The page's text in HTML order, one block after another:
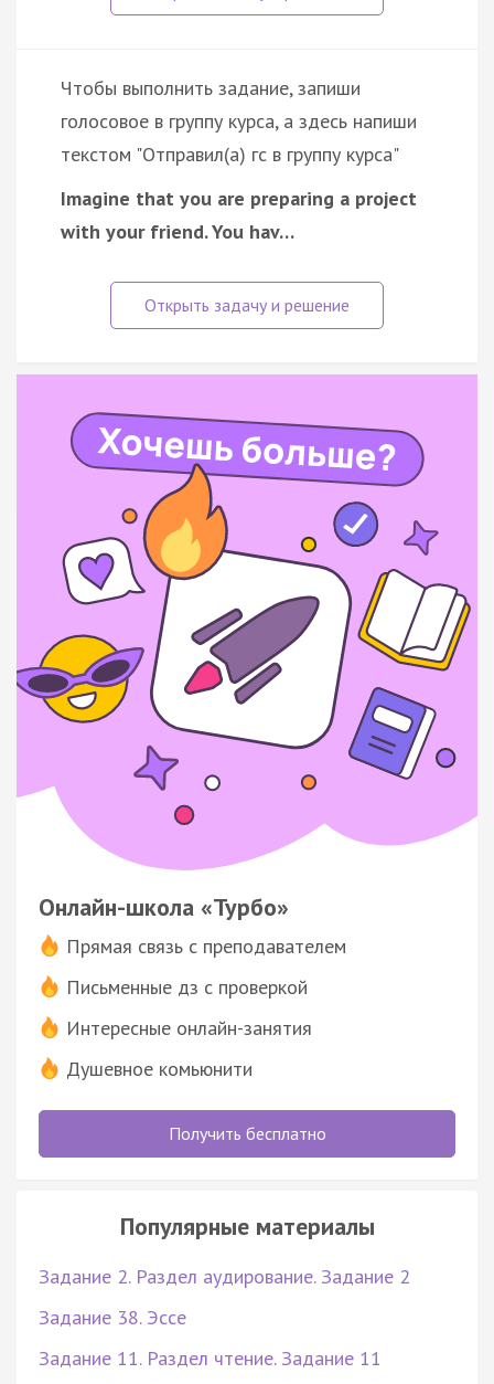
Чтобы выполнить задание, запиши
голосовое в группу курса, а здесь напиши
текстом "Отправил(а) гс в группу курса"
Imagine that you are preparing a project
with your friend. You hav…
Онлайн-школа «Турбо»
Прямая связь с преподавателем
Письменные дз с проверкой
Интересные онлайн-занятия
Душевное комьюнити
Получить бесплатно
Популярные материалы
Задание 2. Раздел аудирование. Задание 2
Задание 38. Эссе
Задание 11. Раздел чтение. Задание 11